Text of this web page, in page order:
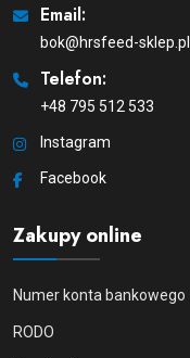
Email:
bok@hrsfeed-sklep.pl
Telefon:
+48 795 512 533
Instagram
Facebook
Zakupy online
Numer konta bankowego
RODO